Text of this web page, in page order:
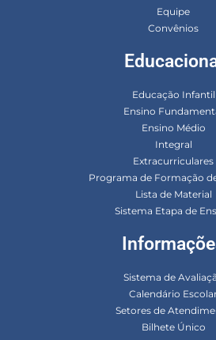
Equipe
Convênios
Educação Infantil
Ensino
Ensino Médio
Integral
Extracurriculares
Programa de Formação
Lista de Material
Sistema Etapa de
Sistema de
Calendário
Setores de
Bilhete Único